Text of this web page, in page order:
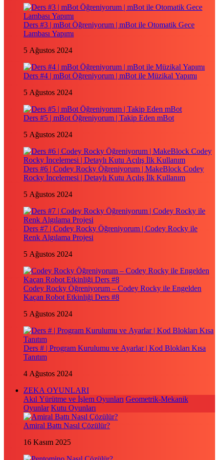
Ders #3 | mBot Öğreniyorum | mBot ile Otomatik Gece
Lambası Yapımı
5 Ağustos 2024
Ders #4 | mBot Öğreniyorum | mBot ile Müzikal Yapımı
5 Ağustos 2024
Ders #5 | mBot Öğreniyorum | Takip Eden mBot
5 Ağustos 2024
Ders #6 | Codey Rocky Öğreniyorum | MakeBlock Codey
Rocky İncelemesi | Detaylı Kutu Açılış İlk Kullanım
5 Ağustos 2024
Ders #7 | Codey Rocky Öğreniyorum | Codey Rocky ile
Renk Algılama Projesi
5 Ağustos 2024
Codey Rocky Öğreniyorum – Codey Rocky ile Engelden
Kaçan Robot Etkinliği Ders #8
5 Ağustos 2024
Ders # | Program Kurulumu ve Ayarlar | Kod Blokları Kısa
Tanıtım
4 Ağustos 2024
ZEKA OYUNLARI
Akıl Yürütme ve İşlem Oyunları Geometrik-Mekanik
Oyunlar Kutu Oyunları
Amiral Battı Nasıl Çözülür?
16 Kasım 2025